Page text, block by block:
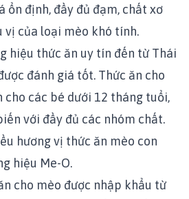
ổn định, đầy đủ đạm, chất xơ
vị của loại mèo khó tính.
hiệu thức ăn uy tín đến từ Thái
đánh giá tốt. Thức ăn cho
cho các bé dưới 12 tháng tuổi,
với đầy đủ các nhóm chất.
hương vị thức ăn mèo con
hiệu Me-O.
cho mèo được nhập khẩu từ